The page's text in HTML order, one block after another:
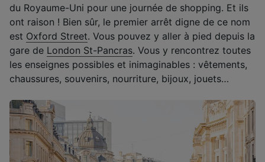
du Royaume-Uni pour une journée de shopping. Et ils
ont raison ! Bien sûr, le premier arrêt digne de ce nom
est Oxford Street. Vous pouvez y aller à pied depuis la
gare de London St-Pancras. Vous y rencontrez toutes
les enseignes possibles et inimaginables : vêtements,
chaussures, souvenirs, nourriture, bijoux, jouets…